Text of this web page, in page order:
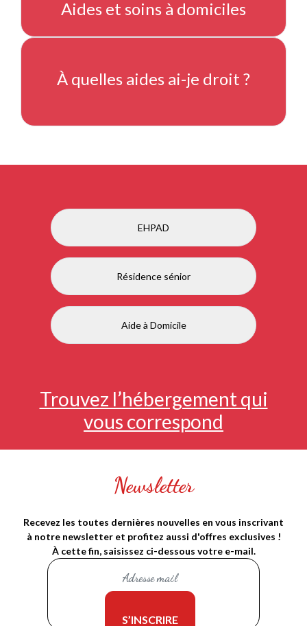
Aides et soins à domiciles
À quelles aides ai-je droit ?
EHPAD
Résidence sénior
Aide à Domicile
Trouvez l’hébergement qui
vous correspond
Newsletter
Recevez les toutes dernières nouvelles en vous inscrivant
à notre newsletter et profitez aussi d'offres exclusives !
À cette fin, saisissez ci-dessous votre e-mail.